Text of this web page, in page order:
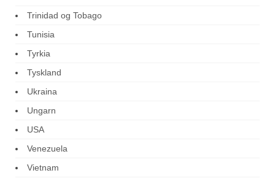
Trinidad og Tobago
Tunisia
Tyrkia
Tyskland
Ukraina
Ungarn
USA
Venezuela
Vietnam